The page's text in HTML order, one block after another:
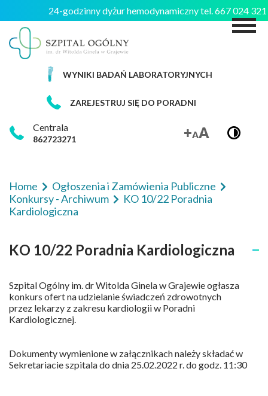
24-godzinny dyżur hemodynamiczny tel. 667 024
WYNIKI BADAŃ LABORATORYJNYCH
ZAREJESTRUJ SIĘ DO PORADNI
Centrala
862723271
Home
Ogłoszenia i Zamówienia Publiczne
Konkursy - Archiwum
KO 10/22 Poradnia
Kardiologiczna
KO 10/22 Poradnia Kardiologiczna
Szpital Ogólny im. dr Witolda Ginela w Grajewie ogłasza
konkurs ofert na udzielanie świadczeń zdrowotnych
przez lekarzy z zakresu kardiologii w Poradni
Kardiologicznej.
Dokumenty wymienione w załącznikach należy składać w
Sekretariacie szpitala do dnia 25.02.2022 r. do godz. 11:30